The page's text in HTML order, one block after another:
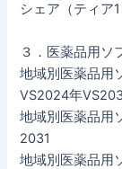
シェア（ティア
３．医薬品用ソ
地域別医薬品用
VS2024年
地域別医薬品用
2031
地域別医薬品用